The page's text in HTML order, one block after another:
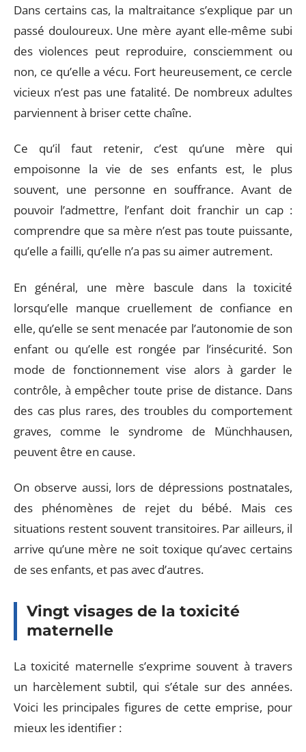
Dans certains cas, la maltraitance s’explique par un
passé douloureux. Une mère ayant elle-même subi
des violences peut reproduire, consciemment ou
non, ce qu’elle a vécu. Fort heureusement, ce cercle
vicieux n’est pas une fatalité. De nombreux adultes
parviennent à briser cette chaîne.
Ce qu’il faut retenir, c’est qu’une mère qui
empoisonne la vie de ses enfants est, le plus
souvent, une personne en souffrance. Avant de
pouvoir l’admettre, l’enfant doit franchir un cap :
comprendre que sa mère n’est pas toute puissante,
qu’elle a failli, qu’elle n’a pas su aimer autrement.
En général, une mère bascule dans la toxicité
lorsqu’elle manque cruellement de confiance en
elle, qu’elle se sent menacée par l’autonomie de son
enfant ou qu’elle est rongée par l’insécurité. Son
mode de fonctionnement vise alors à garder le
contrôle, à empêcher toute prise de distance. Dans
des cas plus rares, des troubles du comportement
graves, comme le syndrome de Münchhausen,
peuvent être en cause.
On observe aussi, lors de dépressions postnatales,
des phénomènes de rejet du bébé. Mais ces
situations restent souvent transitoires. Par ailleurs, il
arrive qu’une mère ne soit toxique qu’avec certains
de ses enfants, et pas avec d’autres.
Vingt visages de la toxicité
maternelle
La toxicité maternelle s’exprime souvent à travers
un harcèlement subtil, qui s’étale sur des années.
Voici les principales figures de cette emprise, pour
mieux les identifier :